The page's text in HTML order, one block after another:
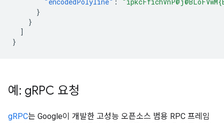
}
}
]
}
예: gRPC 요청
gRPC는 Google이 개발한 고성능 오픈소스 범용 RPC 프레임